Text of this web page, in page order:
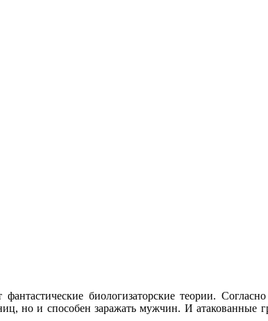
биологизаторские теории.
но и способен заражать мужчин. И